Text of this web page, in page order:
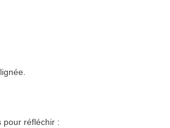
pour réfléchir :